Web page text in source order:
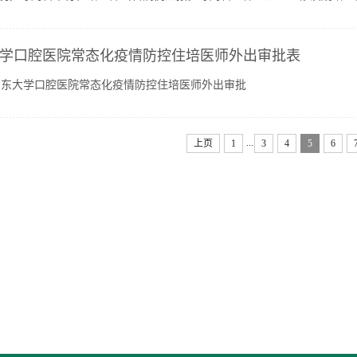
口腔医院常态化疫情防控住培医师外出审批表
大学口腔医院常态化疫情防控住培医师外出审批
上页 1 3 4 5 6